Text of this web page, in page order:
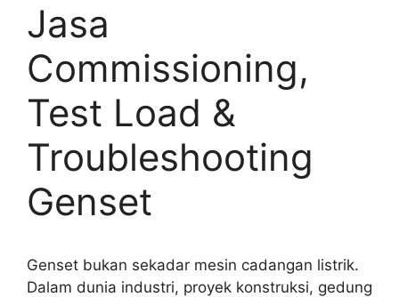
Jasa
Commissioning,
Test Load &
Troubleshooting
Genset
Genset bukan sekadar mesin cadangan listrik.
Dalam dunia industri, proyek konstruksi, gedung